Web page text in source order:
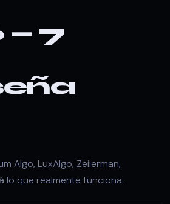
— 7
Algo, LuxAlgo, Zeiierman,
lo que realmente funciona.